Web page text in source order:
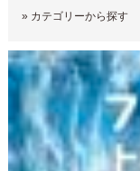
» カテゴリーから探す